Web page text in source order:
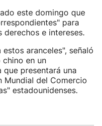
este domingo que
para
derechos e intereses.
aranceles", señaló
en un
presentará una
Mundial del Comercio
estadounidenses.